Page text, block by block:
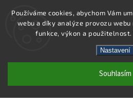
Používáme cookies, abychom Vám
webu a díky analýze provozu
funkce, výkon a
Nastavení
Souhlasím
WB012-18 - KOŽENÝ